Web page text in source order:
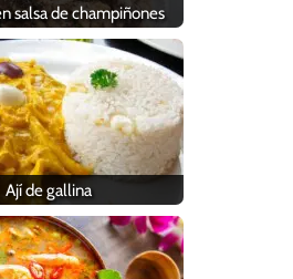
salsa de champiñones
Ají de gallina